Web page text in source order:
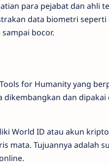
para pejabat dan ahli
data biometri seperti
bocor.
for Humanity yang
dikembangkan dan dipakai
World ID atau akun
mata. Tujuannya adalah